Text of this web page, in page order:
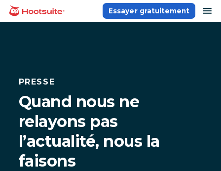
Aller
Accueil
Essayer gratuitement
PRESSE
Quand nous ne
relayons pas
l’actualité, nous la
faisons